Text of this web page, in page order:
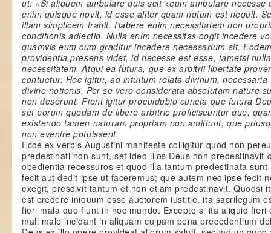
ut: «Si aliquem ambulare quis scit <eum ambulare necesse
enim quisque novit, id esse aliter quam notum est nequit.
illam simplicem trahit. Habere enim necessitatem non
conditionis adiectio. Nulla enim necessitas cogit incedere
quamvis eum cum graditur incedere necessarium sit.
providentia presens videt, id necesse est esse, tametsi
necessitatem. Atqui ea futura, que ex arbitrii libertate
contuetur. Hec igitur, ad intuitum relata divinum,
divine notionis. Per se vero considerata absolutam nature
non deserunt. Fient igitur proculdubio cuncta que futura
set eorum quedam de libero arbitrio proficiscuntur que,
existendo tamen naturam propriam non amittunt, que
non evenire potuissent.
Ecce ex verbis Augustini manifeste colligitur quod non
predestinati non sunt, set ideo illos Deus non predestinavit
obedientia recessuros et quod illa tantum predestinata
fecit aut dedit ipse ut faceremus; que autem nec ipse fecit
exegit, prescivit tantum et non etiam predestinavit. Quodsi
est credere iniquum esse auctorem iustitie, ita sacrilegum
fieri mala que fiunt in hoc mundo. Excepto si ita aliquid fieri
mali male incidant in aliquam culpam pena precedentium